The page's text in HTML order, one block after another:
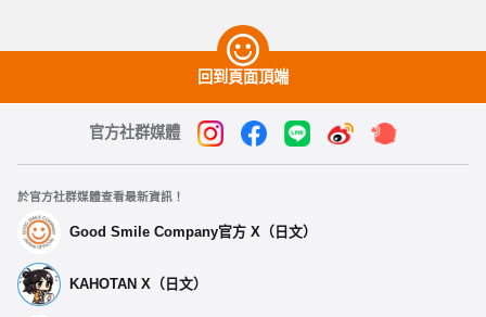
回到頁面頂端
官方社群媒體
於官方社群媒體查看最新資訊！
Good Smile Company官方 X（日文）
KAHOTAN X（日文）